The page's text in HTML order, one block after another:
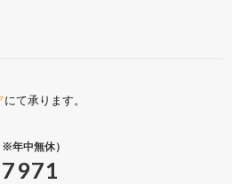
にて承ります。
年中無休）